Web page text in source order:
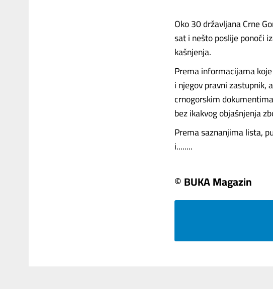
Oko 30 državljana Crne
sat i nešto poslije ponoći
kašnjenja.
Prema informacijama
i njegov pravni zastupnik,
crnogorskim
bez ikakvog objašnjenja
Prema saznanjima lista,
i........
© BUKA Magazin